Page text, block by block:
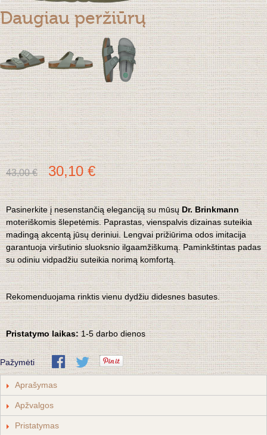
Daugiau peržiūrų
43,00 € 30,10 €
Pasinerkite į nesenstančią eleganciją su mūsųDr. Brinkmann
moteriškomis šlepetėmis. Paprastas, vienspalvis dizainas suteikia
madingą akcentą jūsų deriniui. Lengvai prižiūrima odos imitacija
garantuoja viršutinio sluoksnio ilgaamžiškumą.Paminkštintas padas
su odiniu vidpadžiu suteikia norimą komfortą.
Rekomenduojama rinktis vienu dydžiu didesnes basutes.
Pristatymo laikas:1-5 darbo dienos
Pažymėti
Aprašymas
Apžvalgos
Pristatymas